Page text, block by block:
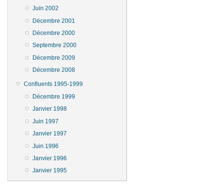
Juin 2002
Décembre 2001
Décembre 2000
Septembre 2000
Décembre 2009
Décembre 2008
Confluents 1995-1999
Décembre 1999
Janvier 1998
Juin 1997
Janvier 1997
Juin 1996
Janvier 1996
Janvier 1995